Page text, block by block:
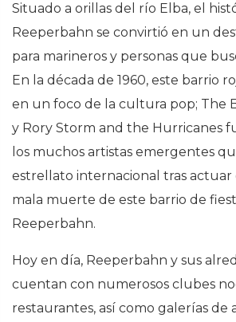
Situado a orillas del río Elba, el
Reeperbahn se convirtió en un
para marineros y personas que
En la década de 1960, este barrio
en un foco de la cultura pop; The
y Rory Storm and the Hurricanes
los muchos artistas emergentes
estrellato internacional tras actuar
mala muerte de este barrio de
Reeperbahn.
Hoy en día, Reeperbahn y sus
cuentan con numerosos clubes
restaurantes, así como galerías de